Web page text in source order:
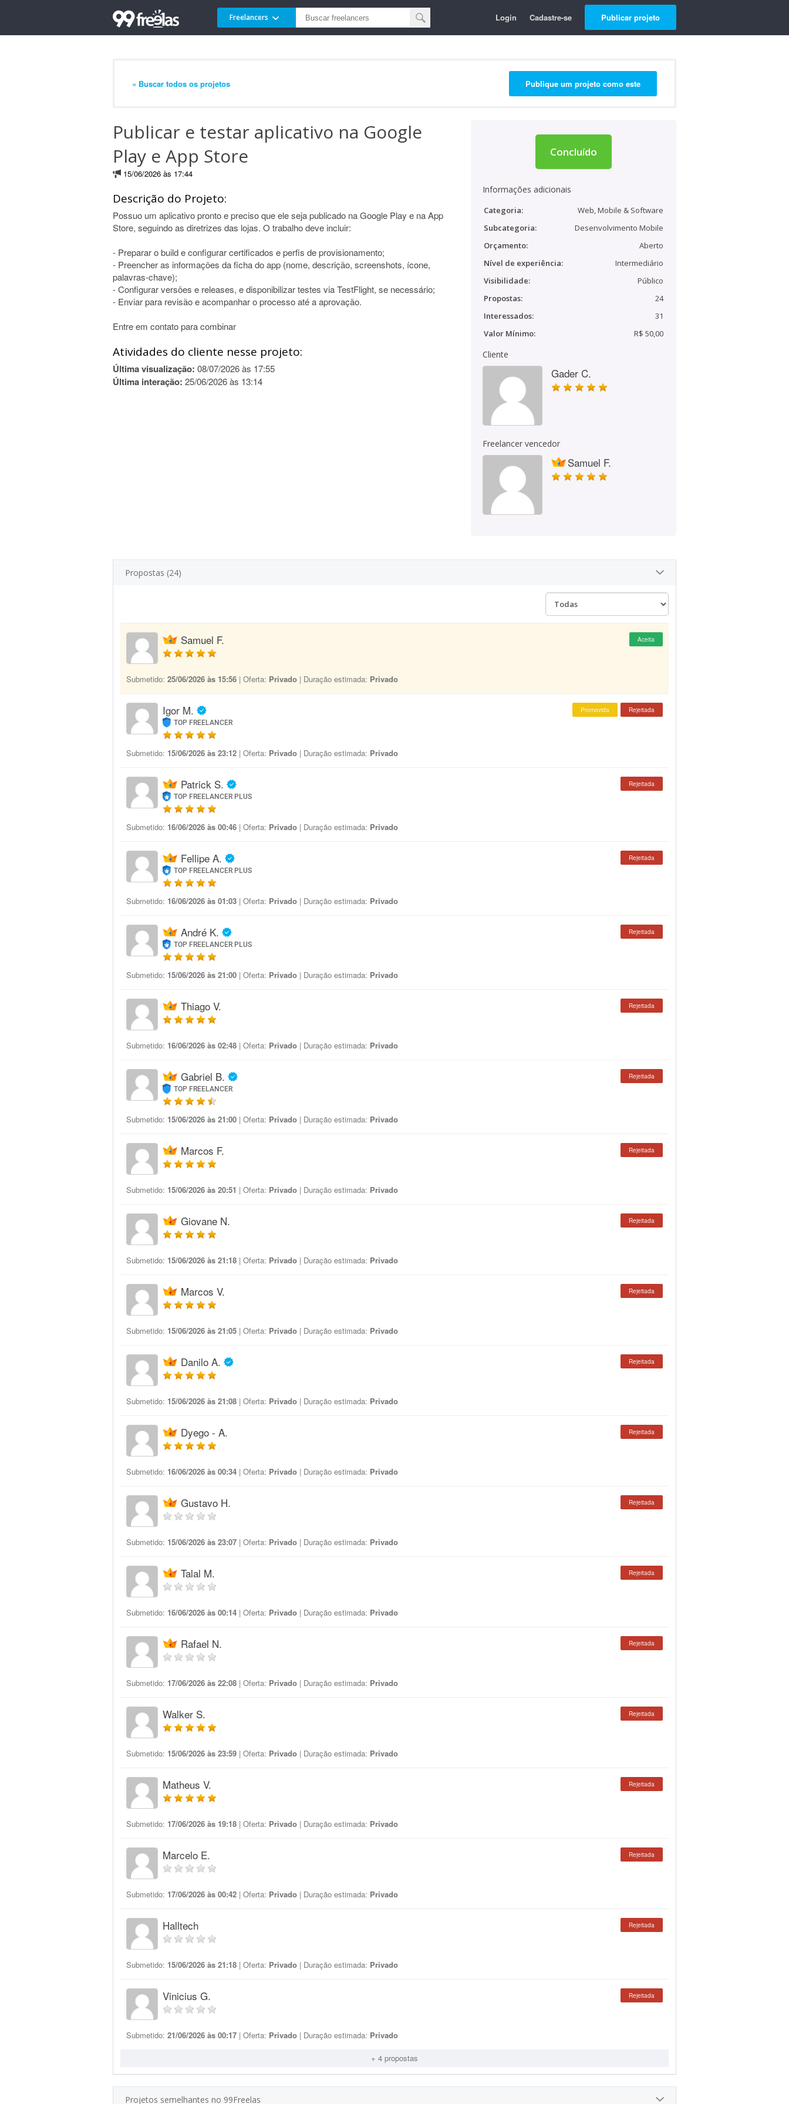
Freelancers Login Cadastre-se Publicar projeto
« Buscar todos os projetos Publique um projeto como este
Publicar e testar aplicativo na Google
Play e App Store
15/06/2026 às 17:44
Descrição do Projeto:
Possuo um aplicativo pronto e preciso que ele seja publicado na Google Play e na App
Store, seguindo as diretrizes das lojas. O trabalho deve incluir:
- Preparar o build e configurar certificados e perfis de provisionamento;
- Preencher as informações da ficha do app (nome, descrição, screenshots, ícone,
palavras-chave);
- Configurar versões e releases, e disponibilizar testes via TestFlight, se necessário;
- Enviar para revisão e acompanhar o processo até a aprovação.
Entre em contato para combinar
Atividades do cliente nesse projeto:
Última visualização: 08/07/2026 às 17:55
Última interação: 25/06/2026 às 13:14
Concluído
Informações adicionais
Categoria:
Web, Mobile & Software
Subcategoria:
Desenvolvimento Mobile
Orçamento:
Aberto
Nível de experiência:
Intermediário
Visibilidade:
Público
Propostas:
24
Interessados:
31
Valor Mínimo:
R$ 50,00
Cliente
Gader C.
Freelancer vencedor
Samuel F.
Propostas (24)
Samuel F. Aceita
Submetido: 25/06/2026 às 15:56 | Oferta: Privado | Duração estimada: Privado
Igor M.
TOP FREELANCER
Promovida Rejeitada
Submetido: 15/06/2026 às 23:12 | Oferta: Privado | Duração estimada: Privado
Patrick S.
TOP FREELANCER PLUS
Rejeitada
Submetido: 16/06/2026 às 00:46 | Oferta: Privado | Duração estimada: Privado
Fellipe A.
TOP FREELANCER PLUS
Rejeitada
Submetido: 16/06/2026 às 01:03 | Oferta: Privado | Duração estimada: Privado
André K.
TOP FREELANCER PLUS
Rejeitada
Submetido: 15/06/2026 às 21:00 | Oferta: Privado | Duração estimada: Privado
Thiago V. Rejeitada
Submetido: 16/06/2026 às 02:48 | Oferta: Privado | Duração estimada: Privado
Gabriel B.
TOP FREELANCER
Rejeitada
Submetido: 15/06/2026 às 21:00 | Oferta: Privado | Duração estimada: Privado
Marcos F. Rejeitada
Submetido: 15/06/2026 às 20:51 | Oferta: Privado | Duração estimada: Privado
Giovane N. Rejeitada
Submetido: 15/06/2026 às 21:18 | Oferta: Privado | Duração estimada: Privado
Marcos V. Rejeitada
Submetido: 15/06/2026 às 21:05 | Oferta: Privado | Duração estimada: Privado
Danilo A. Rejeitada
Submetido: 15/06/2026 às 21:08 | Oferta: Privado | Duração estimada: Privado
Dyego - A. Rejeitada
Submetido: 16/06/2026 às 00:34 | Oferta: Privado | Duração estimada: Privado
Gustavo H. Rejeitada
Submetido: 15/06/2026 às 23:07 | Oferta: Privado | Duração estimada: Privado
Talal M. Rejeitada
Submetido: 16/06/2026 às 00:14 | Oferta: Privado | Duração estimada: Privado
Rafael N. Rejeitada
Submetido: 17/06/2026 às 22:08 | Oferta: Privado | Duração estimada: Privado
Walker S. Rejeitada
Submetido: 15/06/2026 às 23:59 | Oferta: Privado | Duração estimada: Privado
Matheus V. Rejeitada
Submetido: 17/06/2026 às 19:18 | Oferta: Privado | Duração estimada: Privado
Marcelo E. Rejeitada
Submetido: 17/06/2026 às 00:42 | Oferta: Privado | Duração estimada: Privado
Halltech Rejeitada
Submetido: 15/06/2026 às 21:18 | Oferta: Privado | Duração estimada: Privado
Vinicius G. Rejeitada
Submetido: 21/06/2026 às 00:17 | Oferta: Privado | Duração estimada: Privado
+ 4 propostas
Projetos semelhantes no 99Freelas